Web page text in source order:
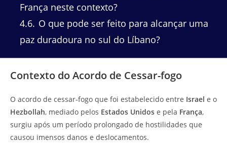
França neste contexto?
4.6 O que pode ser feito para alcançar uma
paz duradoura no sul do Líbano?
Contexto do Acordo de Cessar-fogo
O acordo de cessar-fogo que foi estabelecido entre Israel e o
Hezbollah, mediado pelos Estados Unidos e pela França,
surgiu após um período prolongado de hostilidades que
causou imensos danos e deslocamentos.